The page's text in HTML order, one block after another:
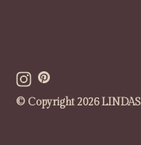
© Copyright 2026